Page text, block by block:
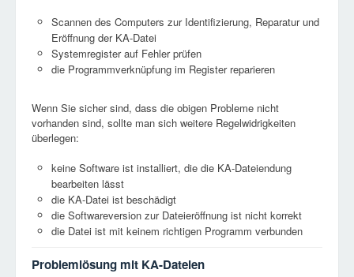
Scannen des Computers zur Identifizierung, Reparatur und
Eröffnung der KA-Datei
Systemregister auf Fehler prüfen
die Programmverknüpfung im Register reparieren
Wenn Sie sicher sind, dass die obigen Probleme nicht
vorhanden sind, sollte man sich weitere Regelwidrigkeiten
überlegen:
keine Software ist installiert, die die KA-Dateiendung
bearbeiten lässt
die KA-Datei ist beschädigt
die Softwareversion zur Dateieröffnung ist nicht korrekt
die Datei ist mit keinem richtigen Programm verbunden
Problemlösung mit KA-Dateien